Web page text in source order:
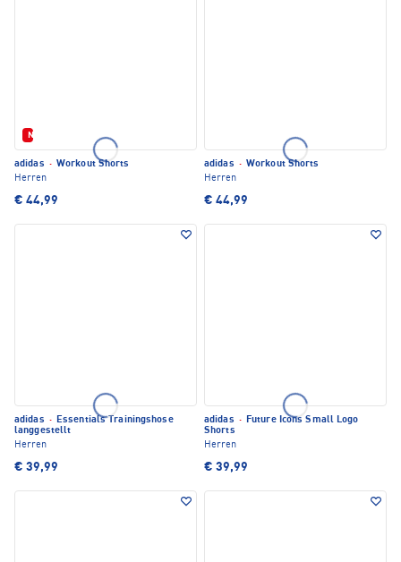
Neu
adidas · Workout Shorts
Herren
€ 44,99
adidas · Workout Shorts
Herren
€ 44,99
adidas · Essentials Trainingshose
langgestellt
Herren
€ 39,99
adidas · Future Icons Small Logo
Shorts
Herren
€ 39,99